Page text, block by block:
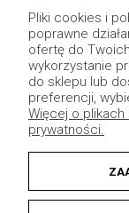
Pliki cookies i
poprawne
ofertę do
wykorzystanie
do sklepu lub
preferencji,
Więcej o
prywatności.